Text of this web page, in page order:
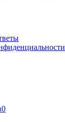
0